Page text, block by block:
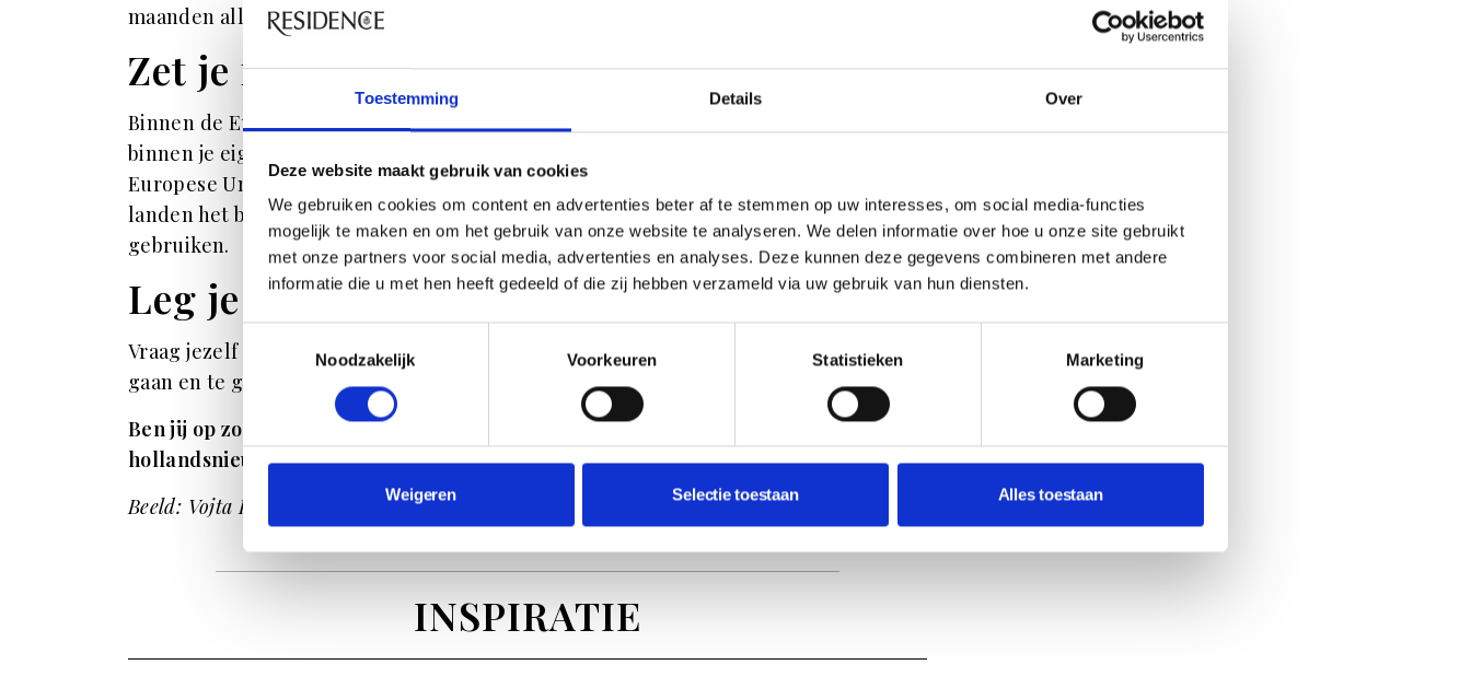
Toestemming Details Over
Deze website maakt gebruik van cookies
We gebruiken cookies om content en advertenties beter af te stemmen op uw interesses, om social media-functies
mogelijk te maken en om het gebruik van onze website te analyseren. We delen informatie over hoe u onze site gebruikt
met onze partners voor social media, advertenties en analyses. Deze kunnen deze gegevens combineren met andere
informatie die u met hen heeft gedeeld of die zij hebben verzameld via uw gebruik van hun diensten.
Noodzakelijk
Voorkeuren Statistieken Marketing
Weigeren Selectie toestaan Alles toestaan
maanden allemaal heeft. Uiteraard kun je altijd belminuten bijkopen.
Zet je roaming uit
Binnen de Europese Unie betaal je geen extra kosten voor bellen en internetten
binnen je eigen abonnement. Reis je buiten Europa, dan is dat wel anders. Buiten de
Europese Unie en op zee betaal je namelijk extra roamingkosten. Je zet in deze
landen het beste de functie dataroaming op je telefoon uit, behalve als je het wilt
gebruiken.
Leg je telefoon weg
Vraag jezelf eens af: waarom moet ik nu op mijn telefoon zitten? Tijd om offline te
gaan en te genieten van het moment! Scheelt uiteindelijk ook weer in de kosten.
Ben jij op zoek naar meer informatie over Sim Only abonnementen voor op reis? Bij
hollandsnieuwe hebben zeverschillende sim only abonnementen.
Beeld: Vojta Kavarik via Pexels.
INSPIRATIE